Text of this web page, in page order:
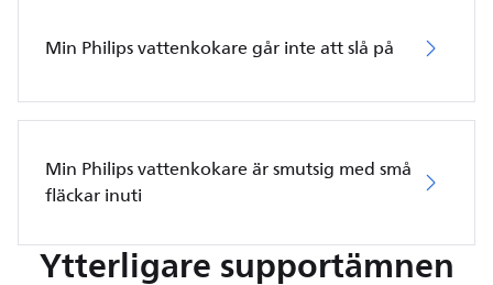
Min Philips vattenkokare går inte att slå på
Min Philips vattenkokare är smutsig med små
fläckar inuti
Ytterligare supportämnen